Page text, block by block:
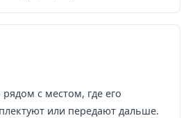
с местом, где его
или передают дальше.